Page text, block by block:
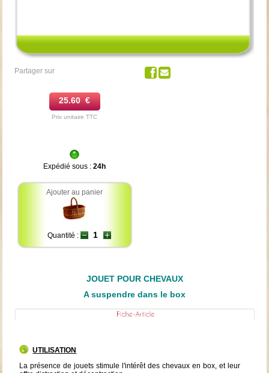
Partager sur
25.60 €
Prix unitaire TTC
Expédié sous :24h
Ajouter au panier
Quantité :
JOUET POUR CHEVAUX
A suspendre dans le box
UTILISATION
La présence de jouets stimule l'intérêt des chevaux en box, et leur